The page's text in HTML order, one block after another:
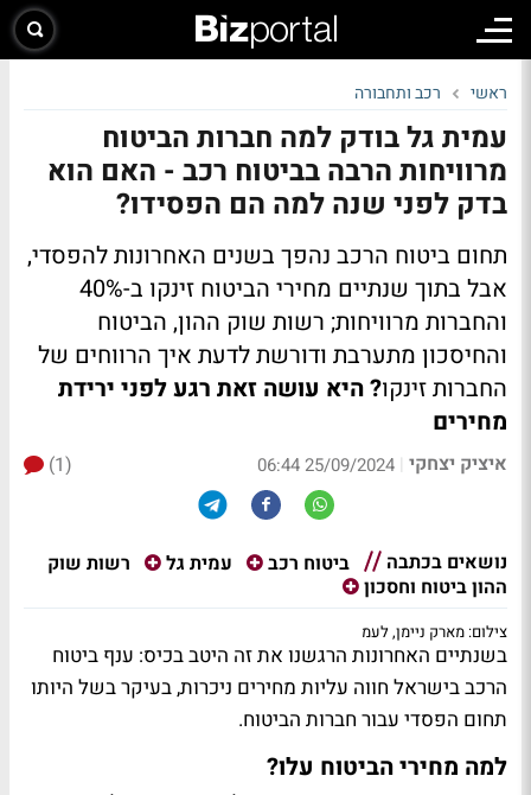
ראשי רכב ותחבורה
עמית גל בודק למה חברות הביטוח
מרוויחות הרבה בביטוח רכב - האם הוא
בדק לפני שנה למה הם הפסידו?
תחום ביטוח הרכב נהפך בשנים האחרונות להפסדי,
אבל בתוך שנתיים מחירי הביטוח זינקו ב-40%
והחברות מרוויחות; רשות שוק ההון, הביטוח
והחיסכון מתערבת ודורשת לדעת איך הרווחים של
החברות זינקו? היא עושה זאת רגע לפני ירידת
מחירים
איציק יצחקי |
25/09/2024 06:44
(1)
נושאים בכתבה ביטוח רכב עמית גל
רשות שוק
ההון ביטוח וחסכון
צילום: מארק ניימן, לעמ
בשנתיים האחרונות הרגשנו את זה היטב בכיס: ענף ביטוח
הרכב בישראל חווה עליות מחירים ניכרות, בעיקר בשל היותו
תחום הפסדי עבור חברות הביטוח.
למה מחירי הביטוח עלו?